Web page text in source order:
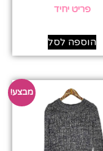
פריט יחיד
הוספה לסל
מבצע!